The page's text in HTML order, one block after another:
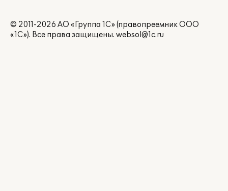
© 2011-2026 АО «Группа 1С» (правопреемник ООО
«1С»). Все права защищены. websol@1c.ru